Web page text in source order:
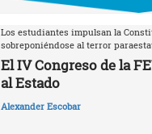
Los estudiantes impulsan la
sobreponiéndose al terror
El IV Congreso de la
al Estado
Alexander Escobar